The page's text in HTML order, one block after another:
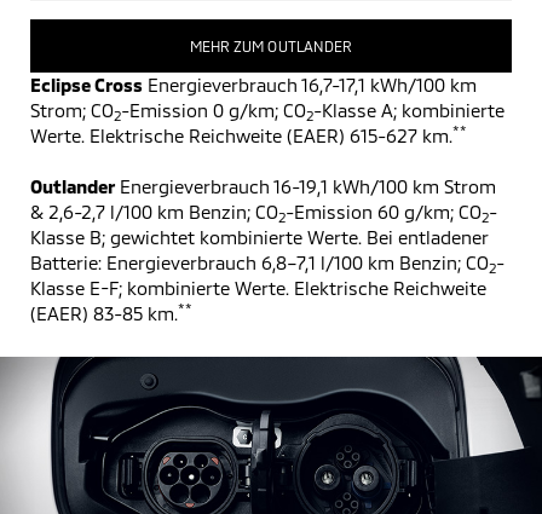
MEHR ZUM OUTLANDER
Eclipse Cross Energieverbrauch 16,7-17,1 kWh/100 km
Strom; CO2-Emission 0 g/km; CO2-Klasse A; kombinierte
Werte. Elektrische Reichweite (EAER) 615-627 km.**
Outlander Energieverbrauch 16-19,1 kWh/100 km Strom
& 2,6-2,7 l/100 km Benzin; CO2-Emission 60 g/km; CO2-
Klasse B; gewichtet kombinierte Werte. Bei entladener
Batterie: Energieverbrauch 6,8–7,1 l/100 km Benzin; CO2-
Klasse E-F; kombinierte Werte. Elektrische Reichweite
(EAER) 83-85 km.**